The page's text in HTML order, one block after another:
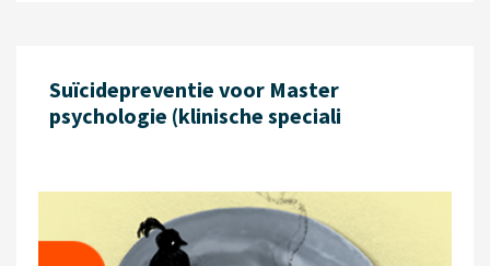
Suïcidepreventie voor Master
psychologie (klinische speciali